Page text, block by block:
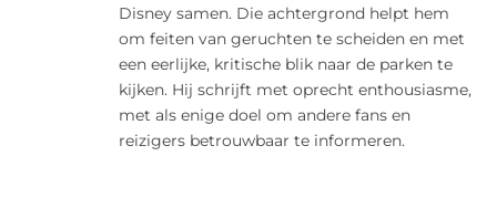
Disney samen. Die achtergrond helpt hem
om feiten van geruchten te scheiden en met
een eerlijke, kritische blik naar de parken te
kijken. Hij schrijft met oprecht enthousiasme,
met als enige doel om andere fans en
reizigers betrouwbaar te informeren.